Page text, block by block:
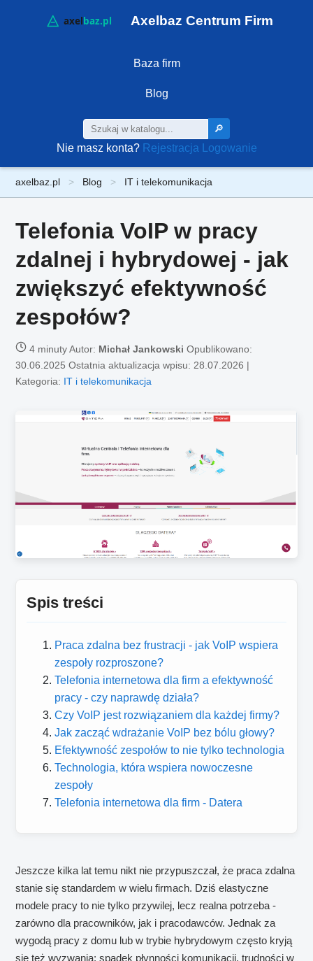
Axelbaz Centrum Firm
Baza firm
Blog
🔎
Nie masz konta? Rejestracja Logowanie
axelbaz.pl Blog IT i telekomunikacja
Telefonia VoIP w pracy
zdalnej i hybrydowej - jak
zwiększyć efektywność
zespołów?
4 minutyAutor: Michał Jankowski Opublikowano:
30.06.2025 Ostatnia aktualizacja wpisu: 28.07.2026 |
Kategoria: IT i telekomunikacja
Spis treści
Praca zdalna bez frustracji - jak VoIP wspiera
zespoły rozproszone?
Telefonia internetowa dla firm a efektywność
pracy - czy naprawdę działa?
Czy VoIP jest rozwiązaniem dla każdej firmy?
Jak zacząć wdrażanie VoIP bez bólu głowy?
Efektywność zespołów to nie tylko technologia
Technologia, która wspiera nowoczesne
zespoły
Telefonia internetowa dla firm - Datera
Jeszcze kilka lat temu nikt nie przypuszczał, że praca zdalna
stanie się standardem w wielu firmach. Dziś elastyczne
modele pracy to nie tylko przywilej, lecz realna potrzeba -
zarówno dla pracowników, jak i pracodawców. Jednak za
wygodą pracy z domu lub w trybie hybrydowym często kryją
się też wyzwania: spadek płynności komunikacji, trudności w